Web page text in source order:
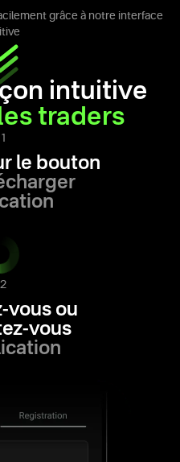
grâce à notre interface
intuitive
traders
le bouton
vous ou
vous